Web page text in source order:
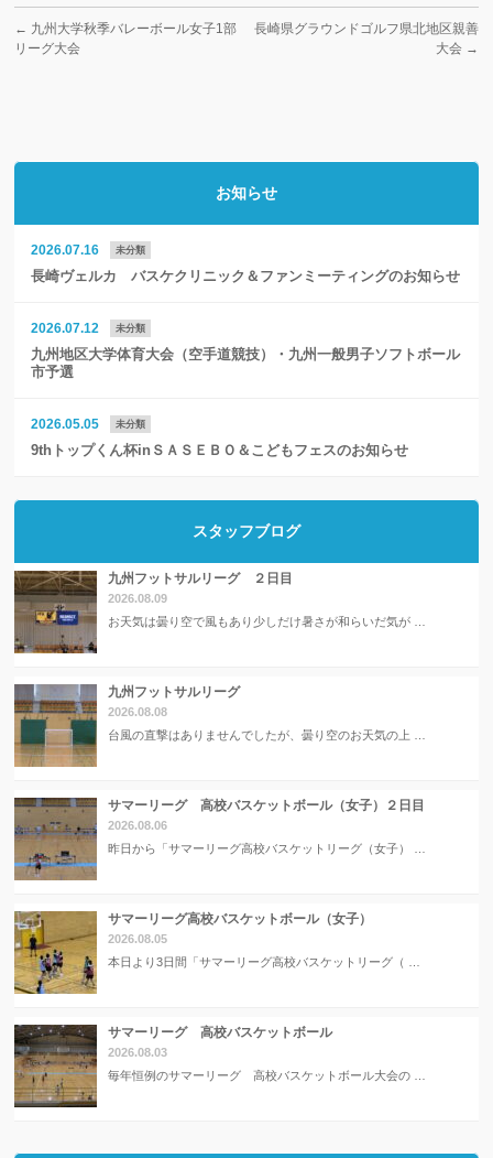
← 九州大学秋季バレーボール女子1部
リーグ大会
長崎県グラウンドゴルフ県北地区親善
大会 →
お知らせ
2026.07.16 未分類
長崎ヴェルカ バスケクリニック＆ファンミーティングのお知らせ
2026.07.12 未分類
九州地区大学体育大会（空手道競技）・九州一般男子ソフトボール
市予選
2026.05.05 未分類
9thトップくん杯inＳＡＳＥＢＯ＆こどもフェスのお知らせ
スタッフブログ
九州フットサルリーグ ２日目
2026.08.09
お天気は曇り空で風もあり少しだけ暑さが和らいだ気が …
九州フットサルリーグ
2026.08.08
台風の直撃はありませんでしたが、曇り空のお天気の上 …
サマーリーグ 高校バスケットボール（女子）２日目
2026.08.06
昨日から「サマーリーグ高校バスケットリーグ（女子） …
サマーリーグ高校バスケットボール（女子）
2026.08.05
本日より3日間「サマーリーグ高校バスケットリーグ（ …
サマーリーグ 高校バスケットボール
2026.08.03
毎年恒例のサマーリーグ 高校バスケットボール大会の …